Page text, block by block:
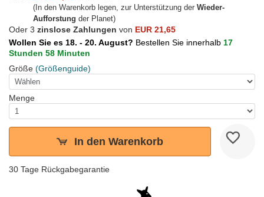
(In den Warenkorb legen, zur Unterstützung der Wieder-
Aufforstung der Planet)
Oder 3 zinslose Zahlungen von EUR 21,65
Wollen Sie es 18. - 20. August? Bestellen Sie innerhalb 17
Stunden 58 Minuten
Größe (Größenguide)
Menge
In den Warenkorb
30 Tage Rückgabegarantie